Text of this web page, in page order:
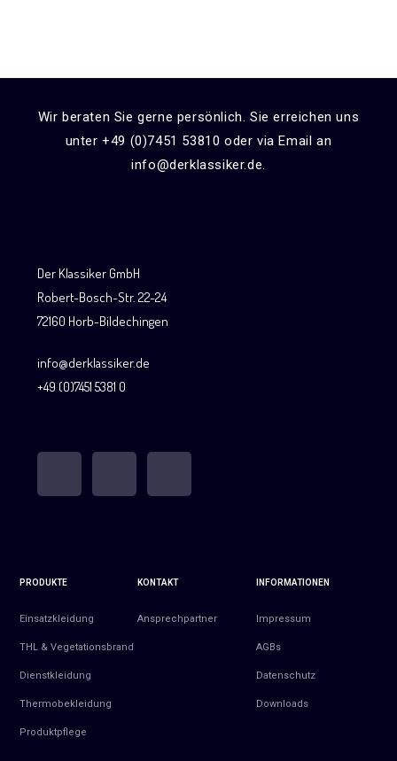
Wir beraten Sie gerne persönlich. Sie erreichen uns
unter +49 (0)7451 53810 oder via Email an
info@derklassiker.de.
Der Klassiker GmbH
Robert-Bosch-Str. 22-24
72160 Horb-Bildechingen
info@derklassiker.de
+49 (0)7451 5381 0
PRODUKTE
Einsatzkleidung
THL & Vegetationsbrand
Dienstkleidung
Thermobekleidung
Produktpflege
KONTAKT
Ansprechpartner
INFORMATIONEN
Impressum
AGBs
Datenschutz
Downloads